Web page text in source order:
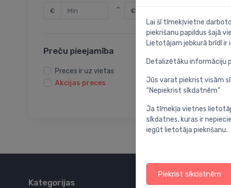
€ - €
Preču pieejamība
Preces ir uz vietas
Akcijas preces
Kategorijas
Lai šī tīmekļvietne
piekrišanu papildus šajā
Lietotājam jebkurā brīdī
Detalizētāku informāciju
Jūs varat piekrist visām
“Nepiekrist sīkdatnēm”
Ja tīmekļa vietnes
sīkdatnes, kuras ir
iegūt lietotāja piekrišanu.
Piekrist sīkdatnēm